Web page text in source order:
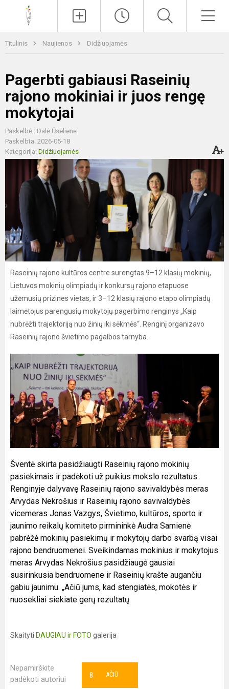
Titulinis Naujienos Didžiuojamės
Pagerbti gabiausi Raseinių
rajono mokiniai ir juos rengę
mokytojai
Paskelbė : Dalė Ūselienė
Paskelbta: 2026-05-18
Kategorija: Didžiuojamės
Raseinių rajono kultūros centre surengtas 9–12 klasių mokinių,
Lietuvos mokinių olimpiadų ir konkursų rajono etapuose
užėmusių prizines vietas, ir 3–12 klasių rajono etapo olimpiadų
laimėtojus parengusių mokytojų pagerbimo renginys „Kaip
nubrėžti trajektoriją nuo žinių iki sėkmės“. Renginį organizavo
Raseinių rajono švietimo pagalbos tarnyba.
Šventė skirta pasidžiaugti Raseinių rajono mokinių
pasiekimais ir padėkoti už puikius mokslo rezultatus.
Renginyje dalyvavę Raseinių rajono savivaldybės meras
Arvydas Nekrošius ir Raseinių rajono savivaldybės
vicemeras Jonas Vazgys, Švietimo, kultūros, sporto ir
jaunimo reikalų komiteto pirmininkė Audra Samienė
pabrėžė mokinių pasiekimų ir mokytojų darbo svarbą visai
rajono bendruomenei. Sveikindamas mokinius ir mokytojus
meras Arvydas Nekrošius pasidžiaugė gausiai
susirinkusia bendruomene ir Raseinių krašte augančiu
gabiu jaunimu. „Ačiū jums, kad stengiatės, mokotės ir
nuosekliai siekiate gerų rezultatų.
Skaityti DAUGIAU ir FOTO galerija
Nepamirškite
padėkoti autoriui
AČIŪ
8